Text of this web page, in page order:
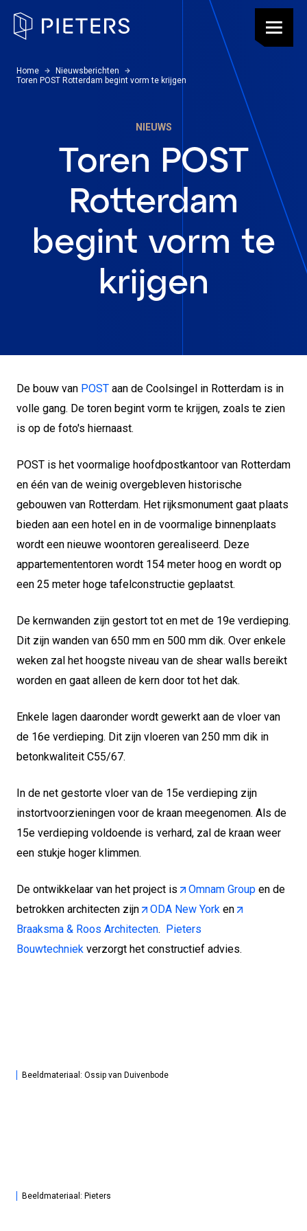
Pieters, terug naar de homepagina
Menu
U bevindt zich hier:
Home
Nieuwsberichten
Toren POST Rotterdam begint vorm te krijgen
NIEUWS
Toren POST
Rotterdam
begint vorm te
krijgen
De bouw van POST aan de Coolsingel in Rotterdam is in
volle gang. De toren begint vorm te krijgen, zoals te zien
is op de foto's hiernaast.
POST is het voormalige hoofdpostkantoor van Rotterdam
en één van de weinig overgebleven historische
gebouwen van Rotterdam. Het rijksmonument gaat plaats
bieden aan een hotel en in de voormalige binnenplaats
wordt een nieuwe woontoren gerealiseerd. Deze
appartemententoren wordt 154 meter hoog en wordt op
een 25 meter hoge tafelconstructie geplaatst.
De kernwanden zijn gestort tot en met de 19e verdieping.
Dit zijn wanden van 650 mm en 500 mm dik. Over enkele
weken zal het hoogste niveau van de shear walls bereikt
worden en gaat alleen de kern door tot het dak.
Enkele lagen daaronder wordt gewerkt aan de vloer van
de 16e verdieping. Dit zijn vloeren van 250 mm dik in
betonkwaliteit C55/67.
In de net gestorte vloer van de 15e verdieping zijn
instortvoorzieningen voor de kraan meegenomen. Als de
15e verdieping voldoende is verhard, zal de kraan weer
een stukje hoger klimmen.
De ontwikkelaar van het project is Omnam Group en de
betrokken architecten zijn
ODA New York en
Braaksma & Roos Architecten. Pieters
Bouwtechniek verzorgt het constructief advies.
Beeldmateriaal: Ossip van Duivenbode
Beeldmateriaal: Pieters